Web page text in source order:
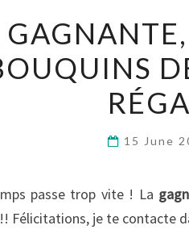
15 June
passe trop vite ! La
!! Félicitations, je te contacte